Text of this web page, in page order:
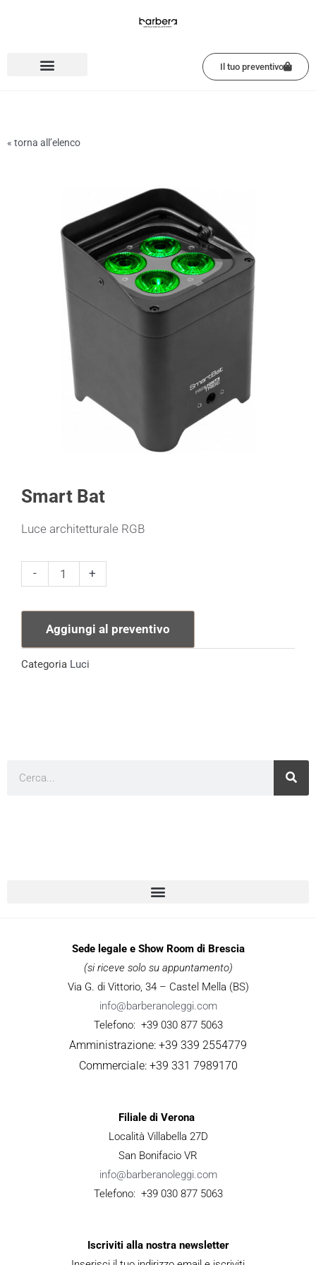
Il tuo preventivo
« torna all’elenco
Smart Bat
Luce architetturale RGB
-
Smart
quantità
+
Aggiungi al preventivo
Categoria Luci
Sede legale e Show Room di Brescia
(si riceve solo su appuntamento)
Via G. di Vittorio, 34 – Castel Mella (BS)
info@barberanoleggi.com
Telefono: +39 030 877 5063
Amministrazione: +39 339 2554779
Commerciale: +39 331 7989170
Filiale di Verona
Località Villabella 27D
San Bonifacio VR
info@barberanoleggi.com
Telefono: +39 030 877 5063
Iscriviti alla nostra newsletter